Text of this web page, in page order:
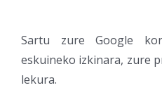
Sartu zure Google
eskuineko izkinara, zure
lekura.